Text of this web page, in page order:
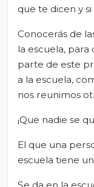
que te dicen y
Conocerás de
la escuela, para
parte de este
a la escuela,
nos reunimos
¡Que nadie se
El que una
escuela tiene